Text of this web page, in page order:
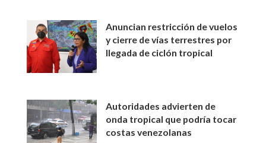
Anuncian restricción de vuelos
y cierre de vías terrestres por
llegada de ciclón tropical
Autoridades advierten de
onda tropical que podría tocar
costas venezolanas